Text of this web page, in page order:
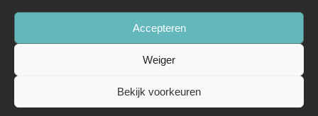
Accepteren
Weiger
Bekijk voorkeuren